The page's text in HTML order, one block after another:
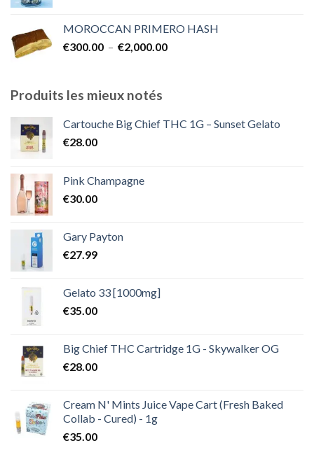
€300.00
à
MOROCCAN PRIMERO HASH
€300.00 – €2,000.00Plage
€2,000.00
Produits les mieux notés
Cartouche Big Chief THC 1G – Sunset Gelato
€28.00
Pink Champagne
€30.00
Gary Payton
€27.99
Gelato 33 [1000mg]
€35.00
Big Chief THC Cartridge 1G - Skywalker OG
€28.00
Cream N' Mints Juice Vape Cart (Fresh Baked
Collab - Cured) - 1g
€35.00